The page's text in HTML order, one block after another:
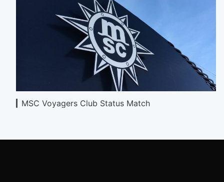
MSC Voyagers Club Status Match